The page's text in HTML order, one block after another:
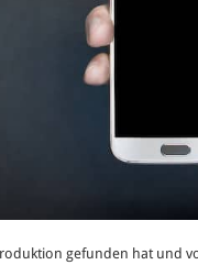
gefunden hat und